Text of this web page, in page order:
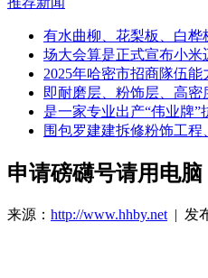
有水曲柳、花梨板、白桦
场大会算是正式宣布小米
2025年哈密市招商隊伍能
即耐磨层、粉饰层、高密
是一家专业出产“伟业牌”
围包罗建建拆修粉饰工程
申请磅礴号请用电脑
来源： http://www.hhby.net | 发